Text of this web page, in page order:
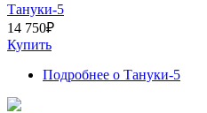
Тануки-5
14 750₽
Купить
Подробнее о Тануки-5